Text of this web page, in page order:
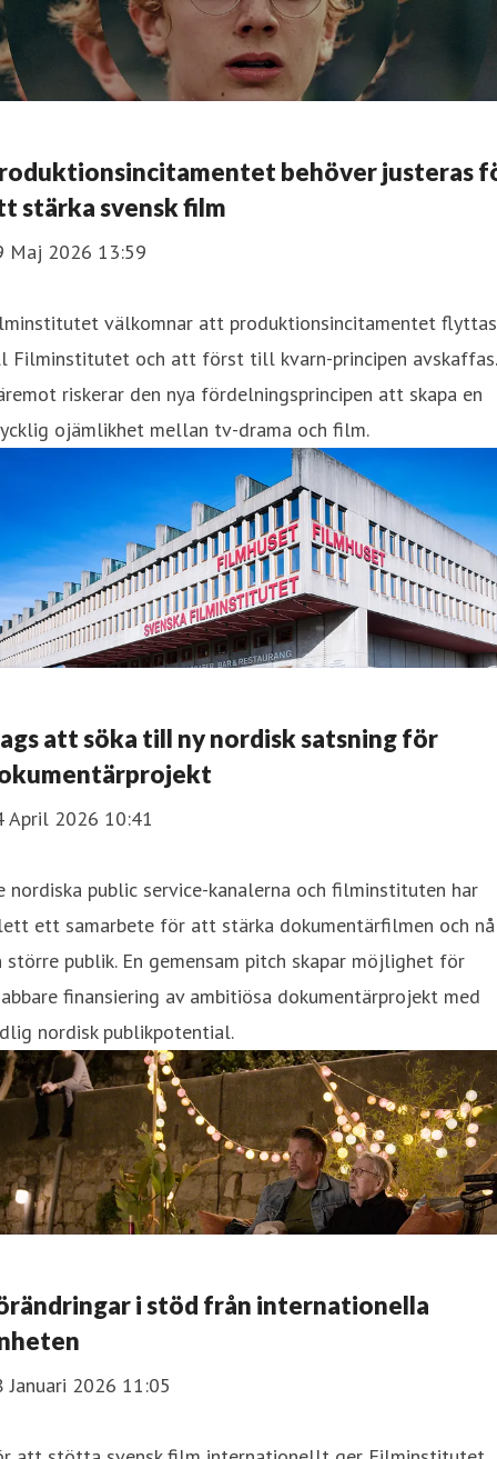
behöver justeras
stärka svensk film
Maj 2026 13:59
välkomnar att produktionsincitamentet flyttas
Filminstitutet och att först till kvarn-principen avskaffas.
riskerar den nya fördelningsprincipen att skapa en
ojämlikhet mellan tv-drama och film.
att söka till ny nordisk satsning för
April 2026 10:41
nordiska public service-kanalerna och filminstituten har
ett samarbete för att stärka dokumentärfilmen och nå
större publik. En gemensam pitch skapar möjlighet för
finansiering av ambitiösa dokumentärprojekt med
nordisk publikpotential.
i stöd från internationella
Januari 2026 11:05